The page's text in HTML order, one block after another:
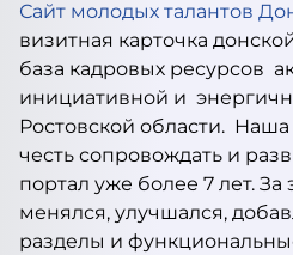
Сайт молодых талантов
визитная карточка
база кадровых ресурсов
инициативной и
Ростовской области.
честь сопровождать и
портал уже более 7 лет. За
менялся, улучшался,
разделы и